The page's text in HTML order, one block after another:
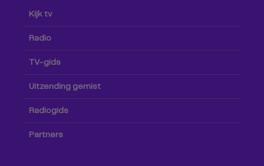
Kijk tv
Radio
TV-gids
Uitzending gemist
Radiogids
Partners